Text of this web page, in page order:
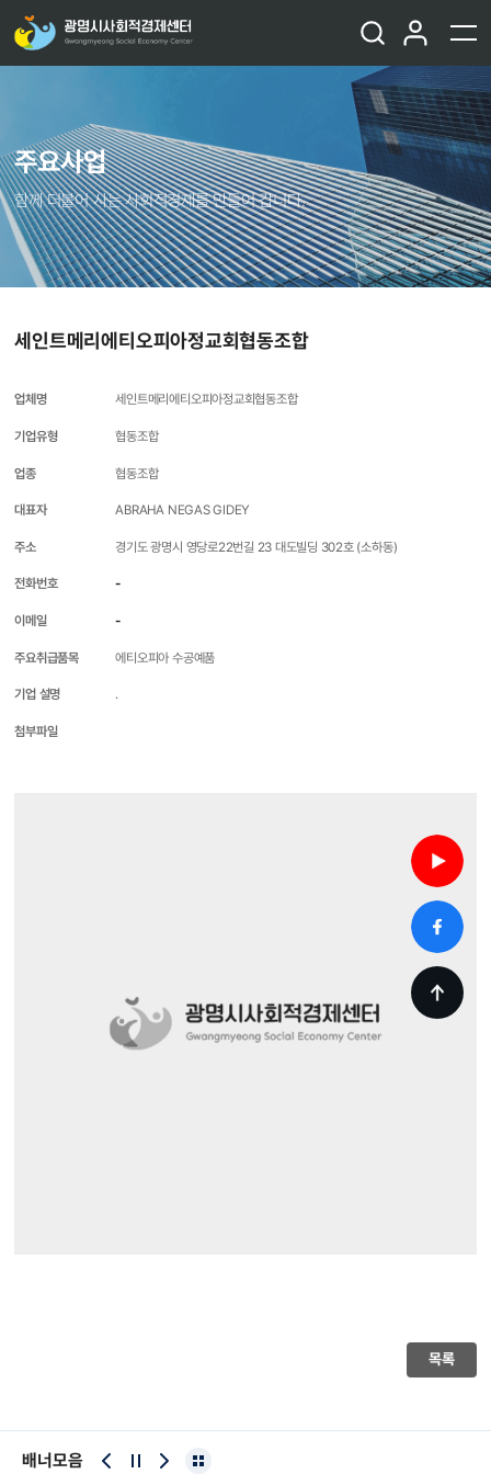
주요사업
함께 더불어 사는 사회적경제를 만들어 갑니다.
세인트메리에티오피아정교회협동조합
업체명 세인트메리에티오피아정교회협동조합
기업유형 협동조합
업종 협동조합
대표자 ABRAHA NEGAS GIDEY
주소 경기도 광명시 영당로22번길 23 대도빌딩 302호 (소하동)
전화번호 -
이메일 -
주요취급품목 에티오피아 수공예품
기업 설명 .
첨부파일
목록
배너모음